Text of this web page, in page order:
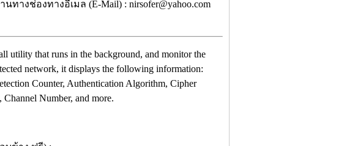
งช่องทางอีเมล (E-Mail) : nirsofer@yahoo.com
utility that runs in the background, and monitor the
network, it displays the following information:
Counter, Authentication Algorithm, Cipher
Number, and more.